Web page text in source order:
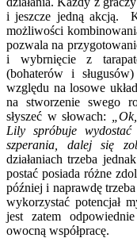
i jeszcze jedną akcją.
możliwości
pozwala na
i wybrnięcie z
(bohaterów i
względu na losowe
na stworzenie swego
słyszeć w słowach:
Lily spróbuje
szperania, dalej się
działaniach trzeba
postać posiada różne
później i naprawdę
wykorzystać potencjał
jest zatem
owocną współpracę.